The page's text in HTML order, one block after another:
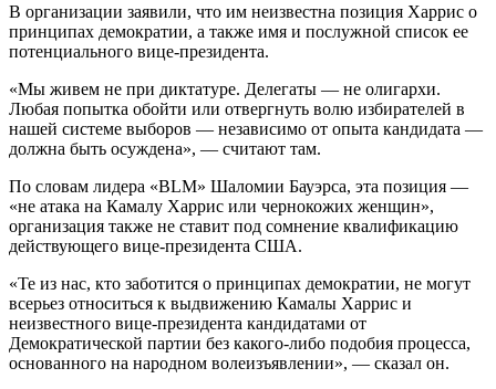
В организации заявили, что им неизвестна позиция Харрис о
принципах демократии, а также имя и послужной список ее
потенциального вице-президента.
«Мы живем не при диктатуре. Делегаты — не олигархи.
Любая попытка обойти или отвергнуть волю избирателей в
нашей системе выборов — независимо от опыта кандидата —
должна быть осуждена», — считают там.
По словам лидера «BLM» Шаломии Бауэрса, эта позиция —
«не атака на Камалу Харрис или чернокожих женщин»,
организация также не ставит под сомнение квалификацию
действующего вице-президента США.
«Те из нас, кто заботится о принципах демократии, не могут
всерьез относиться к выдвижению Камалы Харрис и
неизвестного вице-президента кандидатами от
Демократической партии без какого-либо подобия процесса,
основанного на народном волеизъявлении», — сказал он.